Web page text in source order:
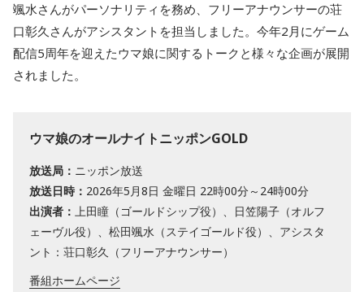
颯水さんがパーソナリティを務め、フリーアナウンサーの荘
口彰久さんがアシスタントを担当しました。今年2月にゲーム
配信5周年を迎えたウマ娘に関するトークと様々な企画が展開
されました。
ウマ娘のオールナイトニッポンGOLD
放送局： ニッポン放送
放送日時： 2026年5月8日 金曜日 22時00分～24時00分
出演者： 上田瞳（ゴールドシップ役）、日笠陽子（オルフ
ェーヴル役）、松田颯水（ステイゴールド役）、アシスタ
ント：荘口彰久（フリーアナウンサー）
番組ホームページ